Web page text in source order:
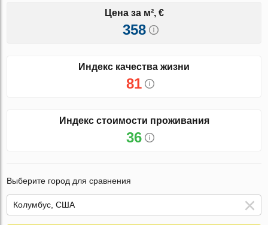
Цена за м², €
358
Индекс качества жизни
81
Индекс стоимости проживания
36
Выберите город для сравнения